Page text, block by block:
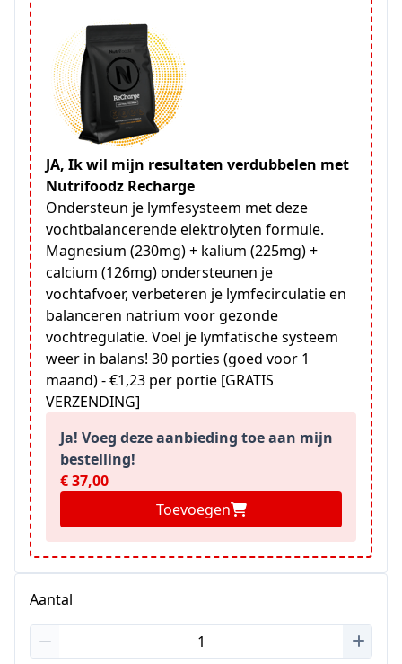
JA, Ik wil mijn resultaten verdubbelen met
Nutrifoodz Recharge
Ondersteun je lymfesysteem met deze
vochtbalancerende elektrolyten formule.
Magnesium (230mg) + kalium (225mg) +
calcium (126mg) ondersteunen je
vochtafvoer, verbeteren je lymfecirculatie en
balanceren natrium voor gezonde
vochtregulatie. Voel je lymfatische systeem
weer in balans! 30 porties (goed voor 1
maand) - €1,23 per portie [GRATIS
VERZENDING]
Ja! Voeg deze aanbieding toe aan mijn
bestelling!
€ 37,00
Toevoegen
Aantal